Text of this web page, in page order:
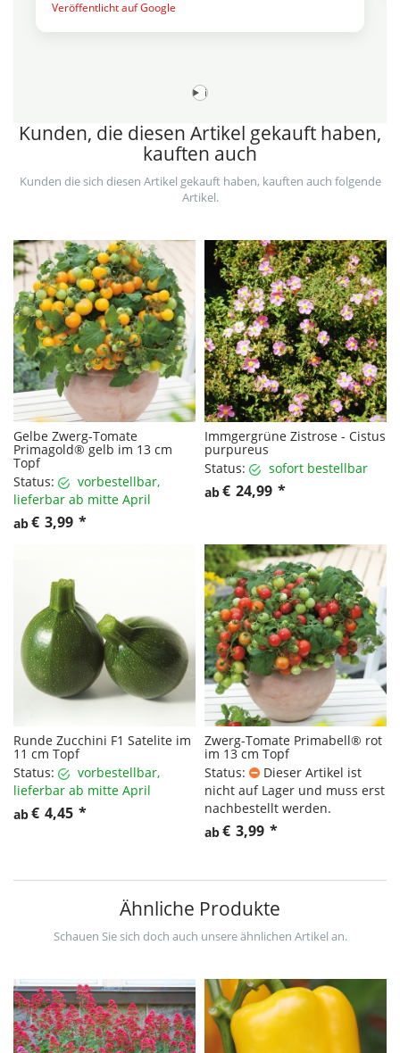
i
Kunden, die diesen Artikel gekauft haben,
kauften auch
Kunden die sich diesen Artikel gekauft haben, kauften auch folgende
Artikel.
Gelbe Zwerg-Tomate
Primagold® gelb im 13 cm
Topf
Status:
vorbestellbar,
lieferbar ab mitte April
ab€ 3,99 *
Immgergrüne Zistrose - Cistus
purpureus
Status:
sofort bestellbar
ab€ 24,99 *
Runde Zucchini F1 Satelite im
11 cm Topf
Status:
vorbestellbar,
lieferbar ab mitte April
ab€ 4,45 *
Zwerg-Tomate Primabell® rot
im 13 cm Topf
Status:
Dieser Artikel ist
nicht auf Lager und muss erst
nachbestellt werden.
ab€ 3,99 *
Ähnliche Produkte
Schauen Sie sich doch auch unsere ähnlichen Artikel an.